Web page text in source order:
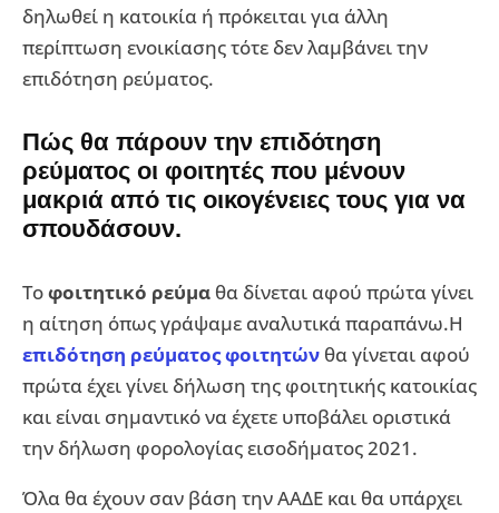
δηλωθεί η κατοικία ή πρόκειται για άλλη
περίπτωση ενοικίασης τότε δεν λαμβάνει την
επιδότηση ρεύματος.
Πώς θα πάρουν την επιδότηση
ρεύματος οι φοιτητές που μένουν
μακριά από τις οικογένειες τους για να
σπουδάσουν.
Τοφοιτητικό ρεύμα θα δίνεται αφού πρώτα γίνει
η αίτηση όπως γράψαμε αναλυτικά παραπάνω.Η
επιδότηση ρεύματος φοιτητών θα γίνεται αφού
πρώτα έχει γίνει δήλωση της φοιτητικής κατοικίας
και είναι σημαντικό να έχετε υποβάλει οριστικά
την δήλωση φορολογίας εισοδήματος 2021.
Όλα θα έχουν σαν βάση την ΑΑΔΕ και θα υπάρχει